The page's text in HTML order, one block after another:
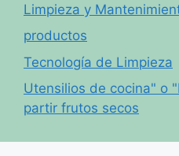
Limpieza y
productos
Tecnología de Limpieza
Utensilios de cocina" o
partir frutos secos